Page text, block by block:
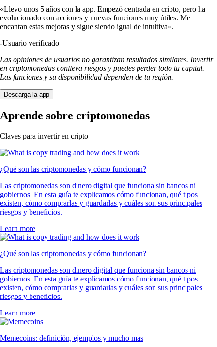
«Llevo unos 5 años con la app. Empezó centrada en cripto, pero ha
evolucionado con acciones y nuevas funciones muy útiles. Me
encantan estas mejoras y sigue siendo igual de intuitiva».
-Usuario verificado
Las opiniones de usuarios no garantizan resultados similares. Invertir
en criptomonedas conlleva riesgos y puedes perder todo tu capital.
Las funciones y su disponibilidad dependen de tu región.
Descarga la app
Aprende sobre criptomonedas
Claves para invertir en cripto
¿Qué son las criptomonedas y cómo funcionan?
Las criptomonedas son dinero digital que funciona sin bancos ni
gobiernos. En esta guía te explicamos cómo funcionan, qué tipos
existen, cómo comprarlas y guardarlas y cuáles son sus principales
riesgos y beneficios.
Learn more
¿Qué son las criptomonedas y cómo funcionan?
Las criptomonedas son dinero digital que funciona sin bancos ni
gobiernos. En esta guía te explicamos cómo funcionan, qué tipos
existen, cómo comprarlas y guardarlas y cuáles son sus principales
riesgos y beneficios.
Learn more
Memecoins: definición, ejemplos y mucho más